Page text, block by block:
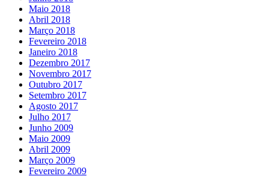
Maio 2018
Abril 2018
Março 2018
Fevereiro 2018
Janeiro 2018
Dezembro 2017
Novembro 2017
Outubro 2017
Setembro 2017
Agosto 2017
Julho 2017
Junho 2009
Maio 2009
Abril 2009
Março 2009
Fevereiro 2009